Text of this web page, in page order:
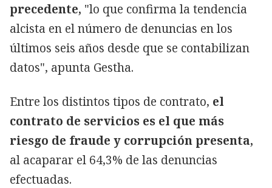
precedente, "lo que confirma la tendencia
alcista en el número de denuncias en los
últimos seis años desde que se contabilizan
datos", apunta Gestha.
Entre los distintos tipos de contrato, el
contrato de servicios es el que más
riesgo de fraude y corrupción presenta,
al acaparar el 64,3% de las denuncias
efectuadas.